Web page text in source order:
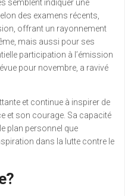
semblent indiquer une
des examens récents,
offrant un rayonnement
mais aussi pour ses
participation à l’émission
pour novembre, a ravivé
et continue à inspirer de
et son courage. Sa capacité
plan personnel que
dans la lutte contre le